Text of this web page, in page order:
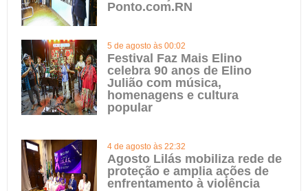
Ponto.com.RN
5 de agosto às 00:02
Festival Faz Mais Elino
celebra 90 anos de Elino
Julião com música,
homenagens e cultura
popular
4 de agosto às 22:32
Agosto Lilás mobiliza rede de
proteção e amplia ações de
enfrentamento à violência